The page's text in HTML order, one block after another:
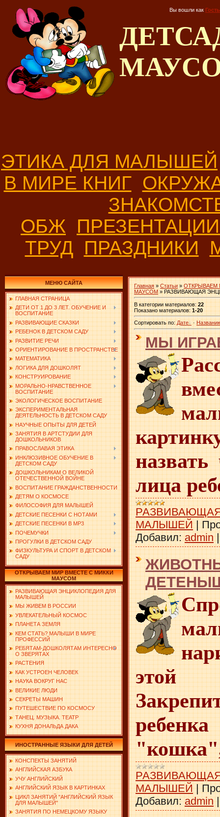
Вы вошли как Гость
ЭТИКА ДЛЯ МАЛЫШЕЙ
В МИРЕ КНИГ
ОБЖ
ТРУД ПРАЗДНИКИ
МЕНЮ САЙТА
ГЛАВНАЯ СТРАНИЦА
ДЕТИ ОТ 1 ДО 3 ЛЕТ. ОБУЧЕНИЕ И
ВОСПИТАНИЕ
РАЗВИВАЮЩИЕ СКАЗКИ
РЕБЕНОК В ДЕТСКОМ САДУ
РАЗВИТИЕ РЕЧИ
ОРИЕНТИРОВАНИЕ В ПРОСТРАНСТВЕ
МАТЕМАТИКА
ЛОГИКА ДЛЯ ДОШКОЛЯТ
КОНСТРУИРОВАНИЕ
МОРАЛЬНО-НРАВСТВЕННОЕ
ВОСПИТАНИЕ
ЭКОЛОГИЧЕСКОЕ ВОСПИТАНИЕ
ЭКСПЕРИМЕНТАЛЬНАЯ
ДЕЯТЕЛЬНОСТЬ В ДЕТСКОМ САДУ
НАУЧНЫЕ ОПЫТЫ ДЛЯ ДЕТЕЙ
ЗАНЯТИЯ В АРТСТУДИИ ДЛЯ
ДОШКОЛЬНИКОВ
ПРАВОСЛАВАЯ ЭТИКА
ИНКЛЮЗИВНОЕ ОБУЧЕНИЕ В
ДЕТСКОМ САДУ
ДОШКОЛЬНИКАМ О ВЕЛИКОЙ
ОТЕЧЕСТВЕННОЙ ВОЙНЕ
ВОСПИТАНИЕ ГРАЖДАНСТВЕННОСТИ
ДЕТЯМ О КОСМОСЕ
ФИЛОСОФИЯ ДЛЯ МАЛЫШЕЙ
ДЕТСКИЕ ПЕСЕНКИ С НОТАМИ
ДЕТСКИЕ ПЕСЕНКИ В MP3
ПОЧЕМУЧКИ
ПРОГУЛКИ В ДЕТСКОМ САДУ
ФИЗКУЛЬТУРА И СПОРТ В ДЕТСКОМ
САДУ
ОТКРЫВАЕМ МИР ВМЕСТЕ С МИККИ
МАУСОМ
РАЗВИВАЮЩАЯ ЭНЦИКЛОПЕДИЯ ДЛЯ
МАЛЫШЕЙ
МЫ ЖИВЕМ В РОССИИ
УВЛЕКАТЕЛЬНЫЙ КОСМОС
ПЛАНЕТА ЗЕМЛЯ
КЕМ СТАТЬ? МАЛЫШИ В МИРЕ
ПРОФЕССИЙ
РЕБЯТАМ-ДОШКОЛЯТАМ ИНТЕРЕСНО
О ЗВЕРЯТАХ
РАСТЕНИЯ
КАК УСТРОЕН ЧЕЛОВЕК
НАУКА ВОКРУГ НАС
ВЕЛИКИЕ ЛЮДИ
СЕКРЕТЫ МАШИН
ПУТЕШЕСТВИЕ ПО КОСМОСУ
ТАНЕЦ. МУЗЫКА. ТЕАТР
КУХНЯ ДОНАЛЬДА ДАКА
ИНОСТРАННЫЕ ЯЗЫКИ ДЛЯ ДЕТЕЙ
КОНСПЕКТЫ ЗАНЯТИЙ
АНГЛИЙСКАЯ АЗБУКА
УЧУ АНГЛИЙСКИЙ
АНГЛИЙСКИЙ ЯЗЫК В КАРТИНКАХ
ЦИКЛ ЗАНЯТИЙ "АНГЛИЙСКИЙ ЯЗЫК
ДЛЯ МАЛЫШЕЙ"
ЗАНЯТИЯ ПО НЕМЕЦКОМУ ЯЗЫКУ
Главная » Статьи » ОТКРЫВАЕМ
МАУСОМ » РАЗВИВАЮЩАЯ
В категории материалов: 22
Показано материалов: 1-20
Сортировать по: Дате ·
МЫ
лица
МАЛЫШЕЙ |
Добавил: admin
этой
МАЛЫШЕЙ |
Добавил: admin